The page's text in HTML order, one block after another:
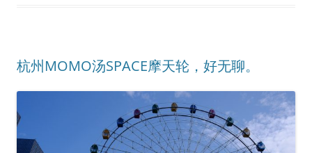
杭州MOMO汤SPACE摩天轮，好无聊。